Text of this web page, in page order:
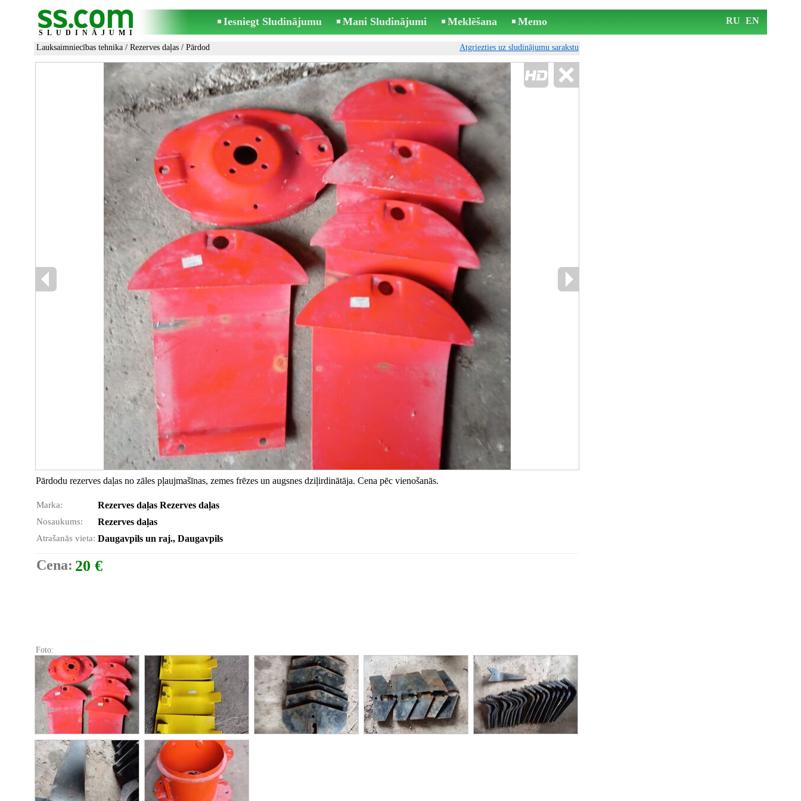
SLUDINĀJUMI
Iesniegt Sludinājumu Mani Sludinājumi Meklēšana Memo RU EN
Lauksaimniecības tehnika / Rezerves daļas / Pārdod Atgriezties uz sludinājumu sarakstu
Pārdodu rezerves daļas no zāles pļaujmašīnas, zemes frēzes un augsnes dziļirdinātāja. Cena pēc vienošanās.
Marka: Rezerves daļas Rezerves daļas
Nosaukums: Rezerves daļas
Atrašanās vieta: Daugavpils un raj., Daugavpils
Cena: 20 €
Foto: